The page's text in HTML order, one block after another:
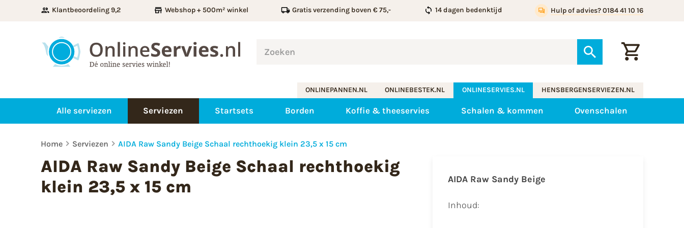
Klantbeoordeling 9,2 Webshop + 500m² winkel Gratis verzending boven € 75,- 14 dagen bedenktijd Hulp of advies? 0184 41 10 16
ONLINEPANNEN.NL ONLINEBESTEK.NL ONLINESERVIES.NL HENSBERGENSERVIEZEN.NL
Alle serviezen Serviezen Startsets Borden Koffie & theeservies Schalen & kommen Ovenschalen
Home Serviezen AIDA Raw Sandy Beige Schaal rechthoekig klein 23,5 x 15 cm
AIDA Raw Sandy Beige Schaal rechthoekig
klein 23,5 x 15 cm
AIDA Raw Sandy Beige
Inhoud: